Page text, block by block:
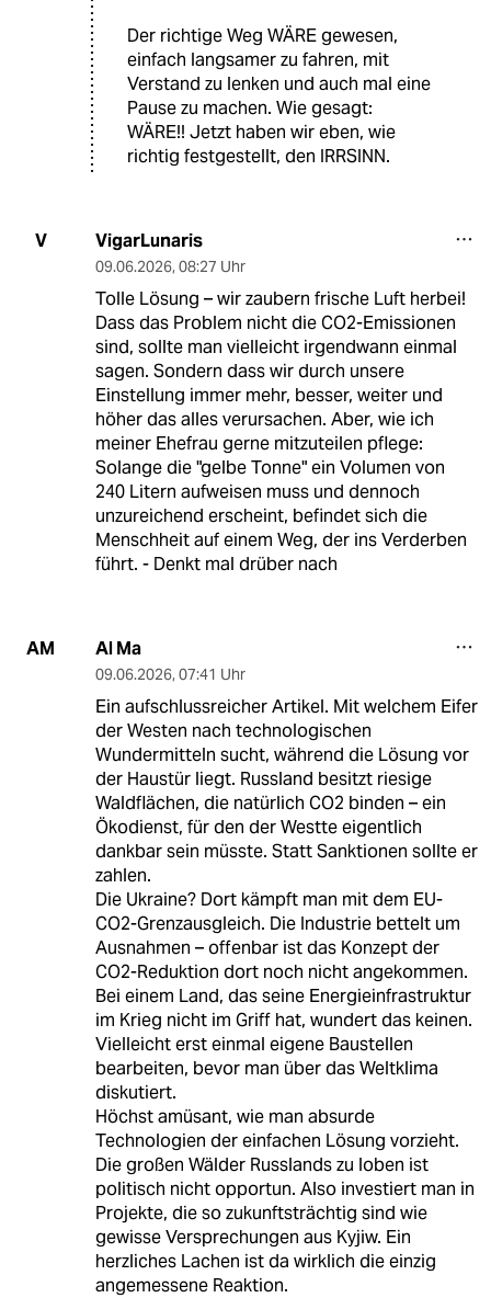
Der richtige Weg WÄRE gewesen,
einfach langsamer zu fahren, mit
Verstand zu lenken und auch mal eine
Pause zu machen. Wie gesagt:
WÄRE!! Jetzt haben wir eben, wie
richtig festgestellt, den IRRSINN.
V VigarLunaris
09.06.2026, 08:27 Uhr
Tolle Lösung – wir zaubern frische Luft herbei!
Dass das Problem nicht die CO2-Emissionen
sind, sollte man vielleicht irgendwann einmal
sagen. Sondern dass wir durch unsere
Einstellung immer mehr, besser, weiter und
höher das alles verursachen. Aber, wie ich
meiner Ehefrau gerne mitzuteilen pflege:
Solange die "gelbe Tonne" ein Volumen von
240 Litern aufweisen muss und dennoch
unzureichend erscheint, befindet sich die
Menschheit auf einem Weg, der ins Verderben
führt. - Denkt mal drüber nach
AM Al Ma
09.06.2026, 07:41 Uhr
Ein aufschlussreicher Artikel. Mit welchem Eifer
der Westen nach technologischen
Wundermitteln sucht, während die Lösung vor
der Haustür liegt. Russland besitzt riesige
Waldflächen, die natürlich CO2 binden – ein
Ökodienst, für den der Westte eigentlich
dankbar sein müsste. Statt Sanktionen sollte er
zahlen.
Die Ukraine? Dort kämpft man mit dem EU-
CO2-Grenzausgleich. Die Industrie bettelt um
Ausnahmen – offenbar ist das Konzept der
CO2-Reduktion dort noch nicht angekommen.
Bei einem Land, das seine Energieinfrastruktur
im Krieg nicht im Griff hat, wundert das keinen.
Vielleicht erst einmal eigene Baustellen
bearbeiten, bevor man über das Weltklima
diskutiert.
Höchst amüsant, wie man absurde
Technologien der einfachen Lösung vorzieht.
Die großen Wälder Russlands zu loben ist
politisch nicht opportun. Also investiert man in
Projekte, die so zukunftsträchtig sind wie
gewisse Versprechungen aus Kyjiw. Ein
herzliches Lachen ist da wirklich die einzig
angemessene Reaktion.